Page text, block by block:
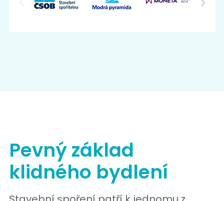
Pevný základ
klidného bydlení